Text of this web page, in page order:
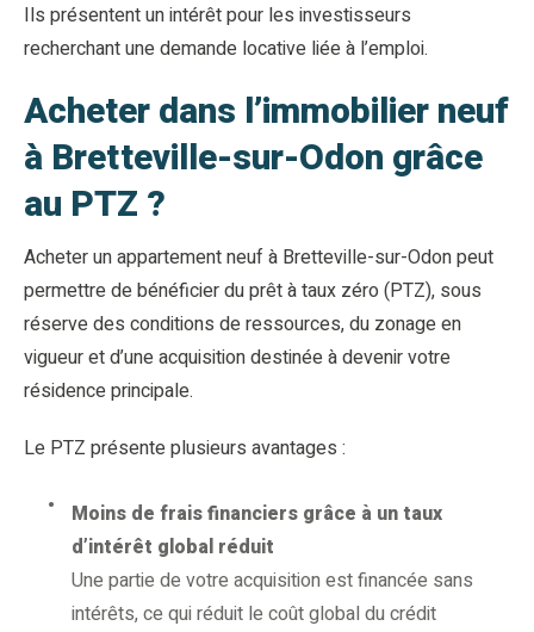
Ils présentent un intérêt pour les investisseurs
recherchant une demande locative liée à l’emploi.
Acheter dans l’immobilier neuf
à Bretteville-sur-Odon grâce
au PTZ ?
Acheter un appartement neuf à Bretteville-sur-Odon peut
permettre de bénéficier du prêt à taux zéro (PTZ), sous
réserve des conditions de ressources, du zonage en
vigueur et d’une acquisition destinée à devenir votre
résidence principale.
Le PTZ présente plusieurs avantages :
Moins de frais financiers grâce à un taux
d’intérêt global réduit
Une partie de votre acquisition est financée sans
intérêts, ce qui réduit le coût global du crédit